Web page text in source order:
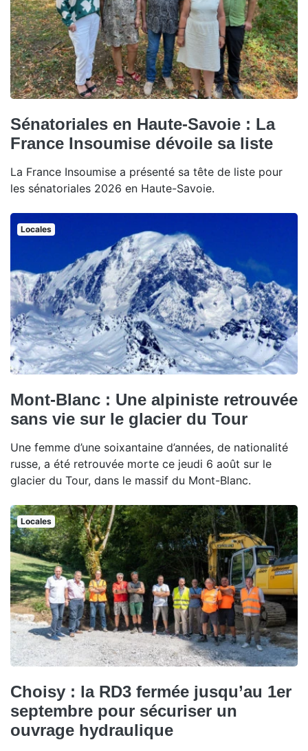
Sénatoriales en Haute-Savoie : La
France Insoumise dévoile sa liste
La France Insoumise a présenté sa tête de liste pour
les sénatoriales 2026 en Haute-Savoie.
Locales
Mont-Blanc : Une alpiniste retrouvée
sans vie sur le glacier du Tour
Une femme d’une soixantaine d’années, de nationalité
russe, a été retrouvée morte ce jeudi 6 août sur le
glacier du Tour, dans le massif du Mont-Blanc.
Locales
Choisy : la RD3 fermée jusqu’au 1er
septembre pour sécuriser un
ouvrage hydraulique